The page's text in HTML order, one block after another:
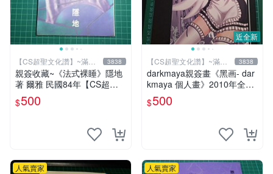
【CS超聖文化讚】~滿千
元送運
3838
親簽收藏~《法式裸睡》隱地
著 爾雅 民國84年【CS超聖
文化2讚】
$500
近全新
【CS超聖文化讚】~滿千
元送運
3838
darkmaya親簽畫《黑画- dar
kmaya 個人畫》2010年全彩
【CS超聖文化讚】
$500
人氣賣家 人氣賣家